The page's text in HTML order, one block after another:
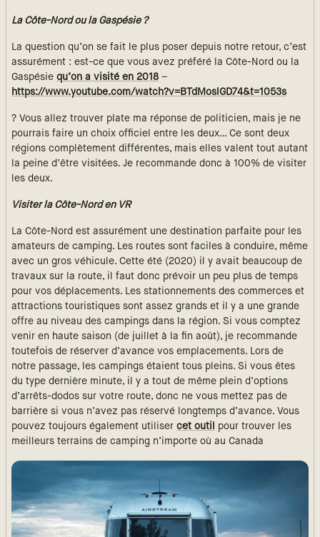
La Côte-Nord ou la Gaspésie ?
La question qu’on se fait le plus poser depuis notre retour, c’est
assurément : est-ce que vous avez préféré la Côte-Nord ou la
Gaspésie qu’on a visité en 2018 –
https://www.youtube.com/watch?v=BTdMoslGD74&t=1053s
? Vous allez trouver plate ma réponse de politicien, mais je ne
pourrais faire un choix officiel entre les deux… Ce sont deux
régions complètement différentes, mais elles valent tout autant
la peine d’être visitées. Je recommande donc à 100% de visiter
les deux.
Visiter la Côte-Nord en VR
La Côte-Nord est assurément une destination parfaite pour les
amateurs de camping. Les routes sont faciles à conduire, même
avec un gros véhicule. Cette été (2020) il y avait beaucoup de
travaux sur la route, il faut donc prévoir un peu plus de temps
pour vos déplacements. Les stationnements des commerces et
attractions touristiques sont assez grands et il y a une grande
offre au niveau des campings dans la région. Si vous comptez
venir en haute saison (de juillet à la fin août), je recommande
toutefois de réserver d’avance vos emplacements. Lors de
notre passage, les campings étaient tous pleins. Si vous êtes
du type dernière minute, il y a tout de même plein d’options
d’arrêts-dodos sur votre route, donc ne vous mettez pas de
barrière si vous n’avez pas réservé longtemps d’avance. Vous
pouvez toujours également utiliser cet outil
pour trouver les
meilleurs terrains de camping n’importe où au Canada